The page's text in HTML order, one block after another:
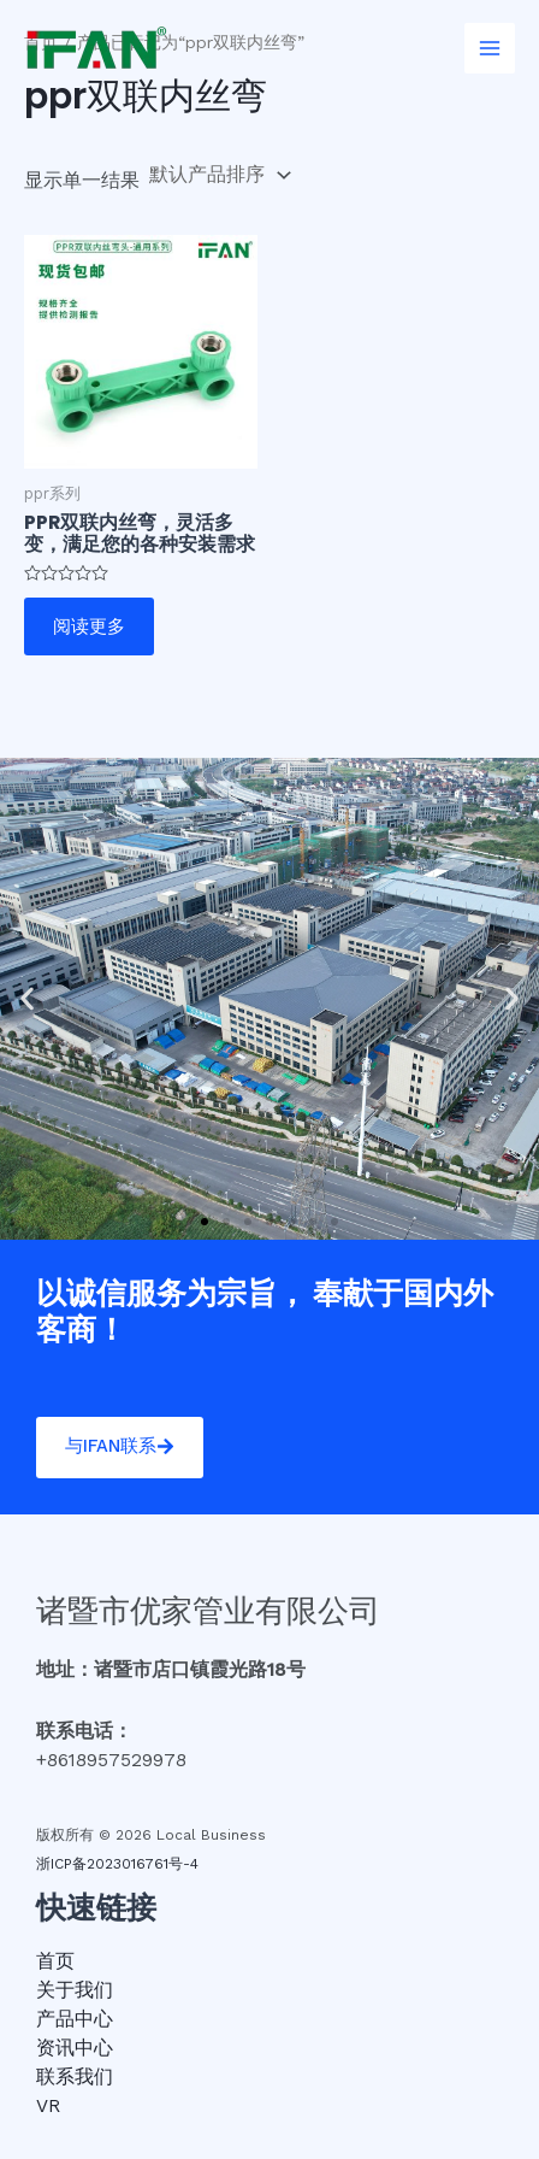
首页/ 产品已标记为“ppr双联内丝弯”
ppr双联内丝弯
显示单一结果
ppr系列
PPR双联内丝弯，灵活多
变，满足您的各种安装需求
评
5
阅读更多
Previous
slide
以诚信服务为宗旨， 奉献于国内外
客商！
与IFAN联系
诸暨市优家管业有限公司
地址：诸暨市店口镇霞光路18号
联系电话：
+8618957529978
版权所有 © 2026 Local Business
浙ICP备2023016761号-4
快速链接
首页
关于我们
产品中心
资讯中心
联系我们
VR